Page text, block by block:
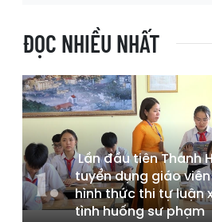
ĐỌC NHIỀU NHẤT
Lần đầu tiên Thanh
tuyển dụng giáo
hình thức thi tự luận
tình huống sư phạm